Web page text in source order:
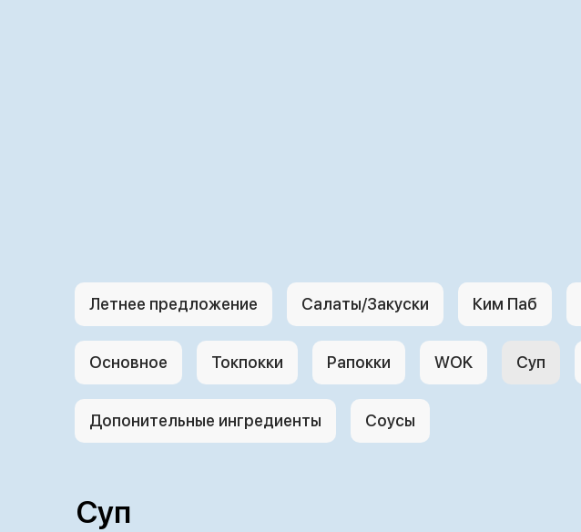
Летнее предложение Салаты/Закуски Ким Паб
Основное Токпокки Рапокки WOK Суп
Допонительные ингредиенты Соусы
Суп